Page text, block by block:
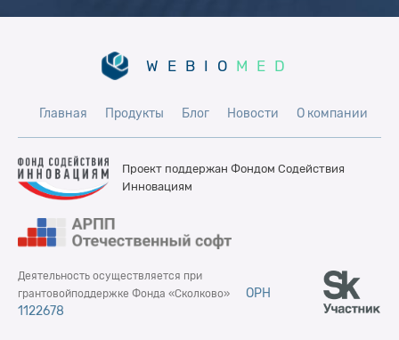
WEBIO MED
Главная Продукты Блог Новости О компании
Проект поддержан Фондом Содействия
Инновациям
Деятельность осуществляется при
грантовойподдержке Фонда «Сколково»
ОРН
1122678